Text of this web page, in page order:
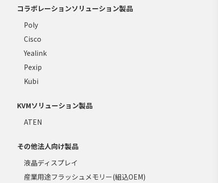
コラボレーションソリューション製品
Poly
Cisco
Yealink
Pexip
Kubi
KVMソリューション製品
ATEN
その他法人向け製品
液晶ディスプレイ
産業用途フラッシュメモリー(組込OEM)